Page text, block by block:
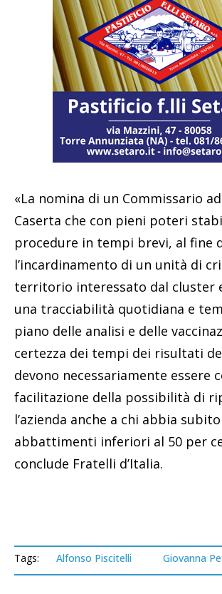
«La nomina di un Commissario
Caserta che con pieni poteri
procedure in tempi brevi, al fine
l’incardinamento di un unità di
territorio interessato dal cluster
una tracciabilità quotidiana e
piano delle analisi e delle
certezza dei tempi dei risultati
devono necessariamente essere
facilitazione della possibilità di
l’azienda anche a chi abbia subito
abbattimenti inferiori al 50 per
conclude Fratelli d’Italia.
Tags: Alfonso Piscitelli Giovanna